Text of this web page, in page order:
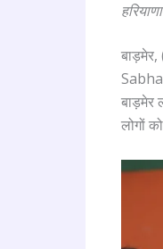
Sabha
बाड़मेर
लोगों